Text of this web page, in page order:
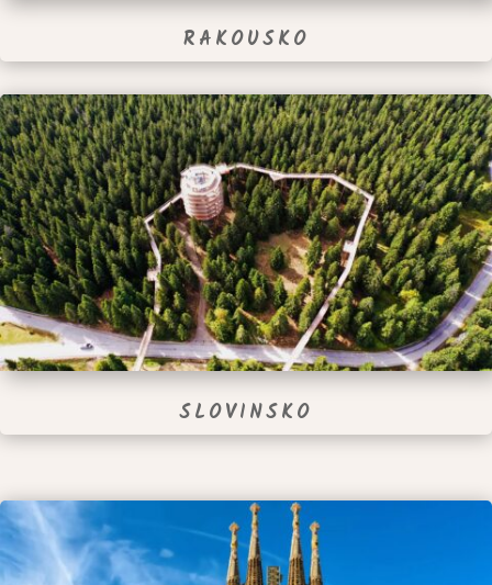
RAKOUSKO
SLOVINSKO